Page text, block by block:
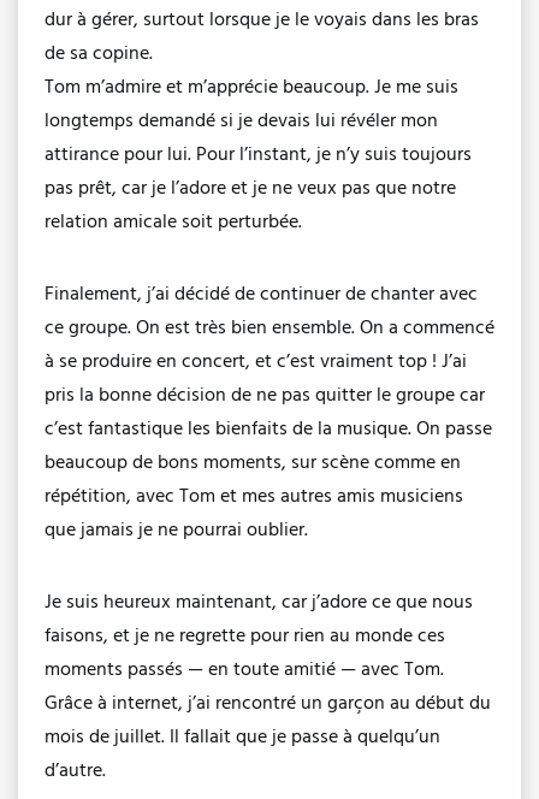
dur à gérer, surtout lorsque je le voyais dans les bras
de sa copine.
Tom m’admire et m’apprécie beaucoup. Je me suis
longtemps demandé si je devais lui révéler mon
attirance pour lui. Pour l’instant, je n’y suis toujours
pas prêt, car je l’adore et je ne veux pas que notre
relation amicale soit perturbée.
Finalement, j’ai décidé de continuer de chanter avec
ce groupe. On est très bien ensemble. On a commencé
à se produire en concert, et c’est vraiment top ! J’ai
pris la bonne décision de ne pas quitter le groupe car
c’est fantastique les bienfaits de la musique. On passe
beaucoup de bons moments, sur scène comme en
répétition, avec Tom et mes autres amis musiciens
que jamais je ne pourrai oublier.
Je suis heureux maintenant, car j’adore ce que nous
faisons, et je ne regrette pour rien au monde ces
moments passés — en toute amitié — avec Tom.
Grâce à internet, j’ai rencontré un garçon au début du
mois de juillet. Il fallait que je passe à quelqu’un
d’autre.